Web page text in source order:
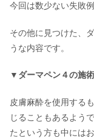
今回は数少ない失敗
その他に見つけた、
うな内容です。
▼ダーマペン４の施
皮膚麻酔を使用する
じることもあるよう
たという方も中には